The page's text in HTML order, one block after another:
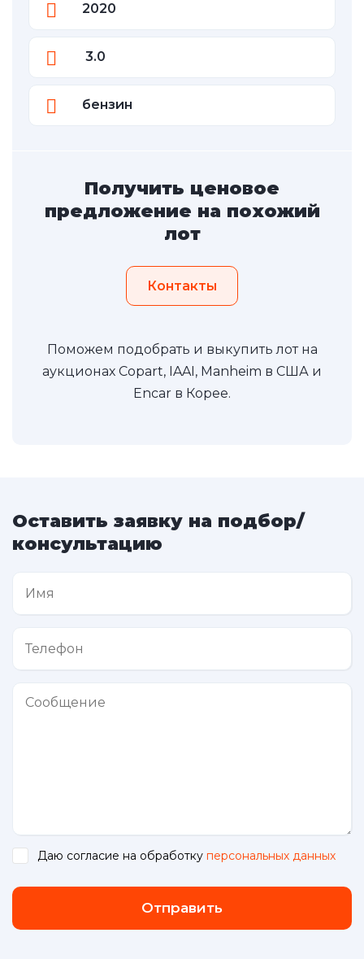
2020
3.0
бензин
Получить ценовое
предложение на похожий
лот
Контакты
Поможем подобрать и выкупить лот на
аукционах Copart, IAAI, Manheim в США и
Encar в Корее.
Оставить заявку на подбор/
консультацию
Даю согласие на обработку персональных данных
Отправить